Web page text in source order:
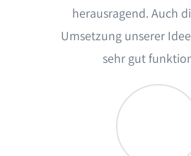
herausragend. Auch
Umsetzung unserer
sehr gut